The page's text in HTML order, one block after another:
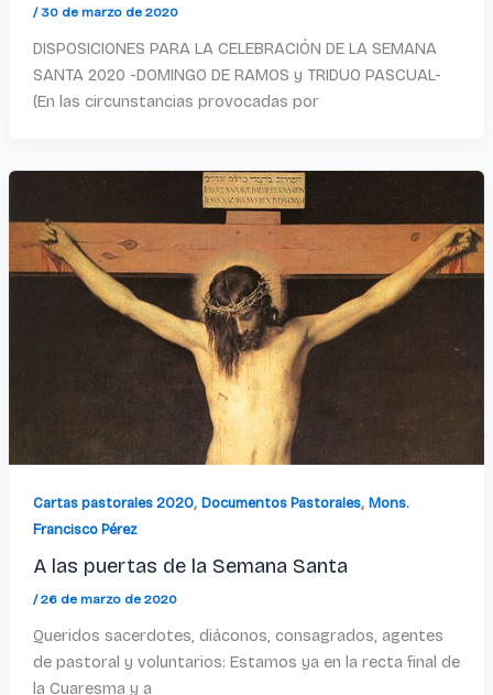
/ 30 de marzo de 2020
DISPOSICIONES PARA LA CELEBRACIÓN DE LA SEMANA
SANTA 2020 -DOMINGO DE RAMOS y TRIDUO PASCUAL-
(En las circunstancias provocadas por
Cartas pastorales 2020, Documentos Pastorales, Mons.
Francisco Pérez
A las puertas de la Semana Santa
/26 de marzo de 2020
Queridos sacerdotes, diáconos, consagrados, agentes
de pastoral y voluntarios: Estamos ya en la recta final de
la Cuaresma y a